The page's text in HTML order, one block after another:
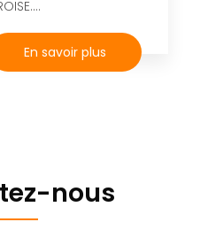
En savoir plus
nous